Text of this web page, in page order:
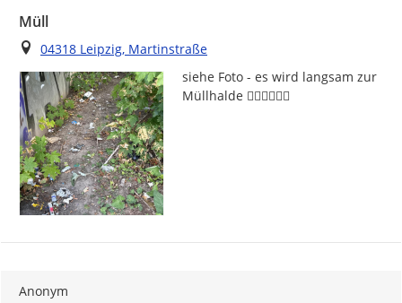
Müll
Ort
04318 Leipzig, Martinstraße
siehe Foto - es wird langsam zur
Müllhalde 👍🏻👍🏻👍🏻
Anonym